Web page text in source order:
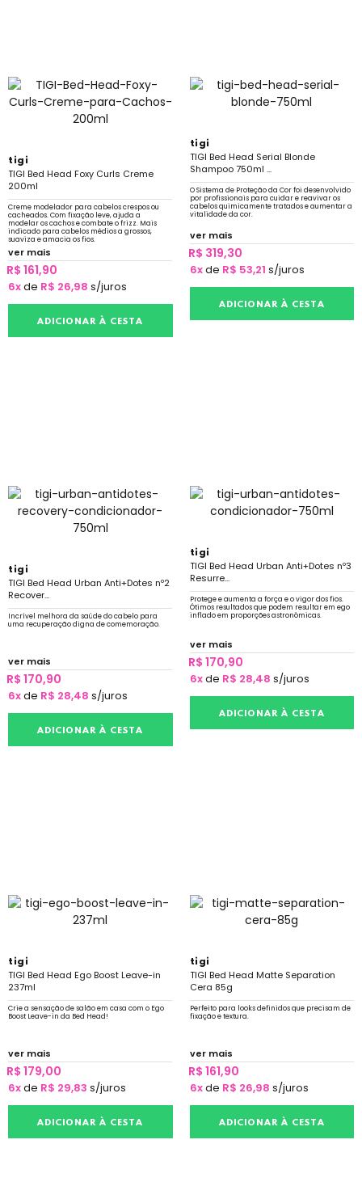
tigi
TIGI Bed Head Foxy Curls Creme
200ml
Creme modelador para cabelos crespos ou
cacheados. Com fixação leve, ajuda a
modelar os cachos e combate o frizz. Mais
indicado para cabelos médios a grossos,
suaviza e amacia os fios.
ver mais
R$ 161,90
6xde R$ 26,98 s/juros
ADICIONAR À CESTA
tigi
TIGI Bed Head Serial Blonde
Shampoo 750ml ...
O Sistema de Proteção da Cor foi desenvolvido
por profissionais para cuidar e reavivar os
cabelos quimicamente tratados e aumentar a
vitalidade da cor.
ver mais
R$ 319,30
6xde R$ 53,21 s/juros
ADICIONAR À CESTA
tigi
TIGI Bed Head Urban Anti+Dotes nº2
Recover...
Incrível melhora da saúde do cabelo para
uma recuperação digna de comemoração.
ver mais
R$ 170,90
6xde R$ 28,48 s/juros
ADICIONAR À CESTA
tigi
TIGI Bed Head Urban Anti+Dotes nº3
Resurre...
Protege e aumenta a força e o vigor dos fios.
Ótimos resultados que podem resultar em ego
inflado em proporções astronômicas.
ver mais
R$ 170,90
6xde R$ 28,48 s/juros
ADICIONAR À CESTA
tigi
TIGI Bed Head Ego Boost Leave-in
237ml
Crie a sensação de salão em casa com o Ego
Boost Leave-in da Bed Head!
ver mais
R$ 179,00
6xde R$ 29,83 s/juros
ADICIONAR À CESTA
tigi
TIGI Bed Head Matte Separation
Cera 85g
Perfeito para looks definidos que precisam de
fixação e textura.
ver mais
R$ 161,90
6xde R$ 26,98 s/juros
ADICIONAR À CESTA